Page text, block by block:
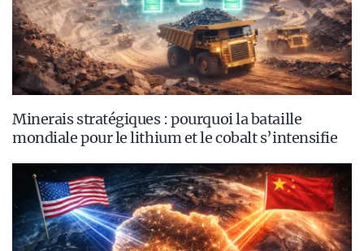
Minerais stratégiques : pourquoi la bataille
mondiale pour le lithium et le cobalt s’intensifie